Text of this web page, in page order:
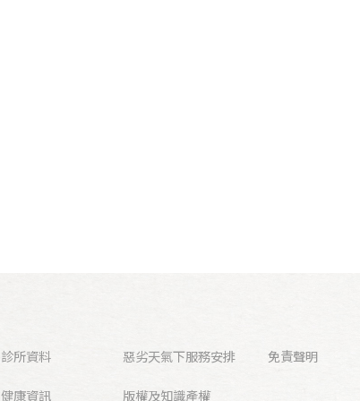
診所資料
健康資訊
惡劣天氣下服務安排
版權及知識產權
免責聲明